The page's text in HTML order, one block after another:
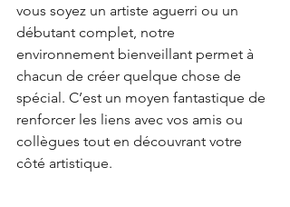
vous soyez un artiste aguerri ou un
débutant complet, notre
environnement bienveillant permet à
chacun de créer quelque chose de
spécial. C’est un moyen fantastique de
renforcer les liens avec vos amis ou
collègues tout en découvrant votre
côté artistique.